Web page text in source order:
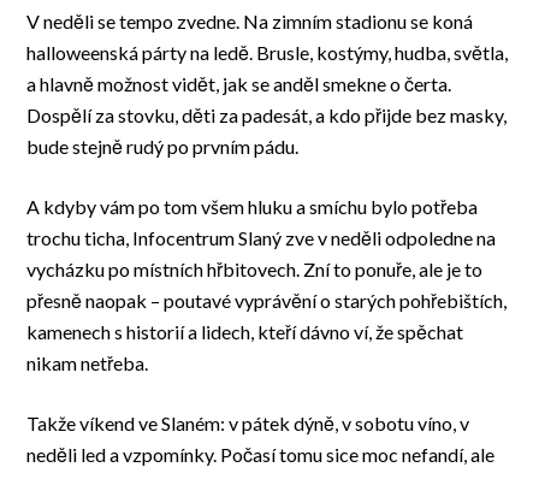
V neděli se tempo zvedne. Na zimním stadionu se koná
halloweenská párty na ledě. Brusle, kostýmy, hudba, světla,
a hlavně možnost vidět, jak se anděl smekne o čerta.
Dospělí za stovku, děti za padesát, a kdo přijde bez masky,
bude stejně rudý po prvním pádu.
A kdyby vám po tom všem hluku a smíchu bylo potřeba
trochu ticha, Infocentrum Slaný zve v neděli odpoledne na
vycházku po místních hřbitovech. Zní to ponuře, ale je to
přesně naopak – poutavé vyprávění o starých pohřebištích,
kamenech s historií a lidech, kteří dávno ví, že spěchat
nikam netřeba.
Takže víkend ve Slaném: v pátek dýně, v sobotu víno, v
neděli led a vzpomínky. Počasí tomu sice moc nefandí, ale